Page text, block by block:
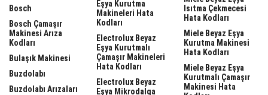
Bosch
Bosch Çamaşır
Makinesi Arıza
Kodları
Bulaşık Makinesi
Buzdolabı
Buzdolabı Arızaları
Eşya Kurutma
Makineleri Hata
Kodları
Electrolux Beyaz
Eşya Kurutmalı
Çamaşır Makineleri
Hata Kodları
Electrolux Beyaz
Eşya Mikrodalga
Isıtma Çekmecesi
Hata Kodları
Miele Beyaz Eşya
Kurutma Makinesi
Hata Kodları
Miele Beyaz Eşya
Kurutmalı Çamaşır
Makinesi Hata